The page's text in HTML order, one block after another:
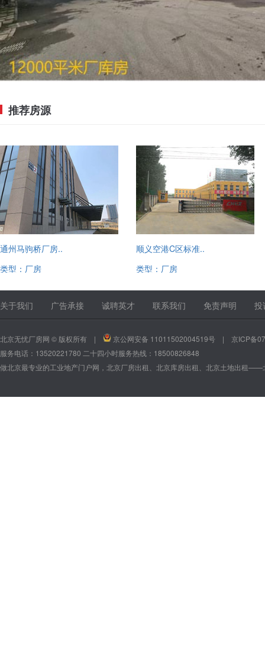
推荐房源
通州马驹桥厂房..
类型：厂房
13520221780
顺义空港C区标准..
类型：厂房
13520221780
关于我们
广告承接 诚聘英才 联系我们 免责声明 投
北京无忧厂房网 © 版权所有 | 京公网安备 11011502004519号 | 京ICP备
服务电话：13520221780 二十四小时服务热线：18500826848
做北京最专业的工业地产门户网，北京厂房出租、北京库房出租、北京土地出租